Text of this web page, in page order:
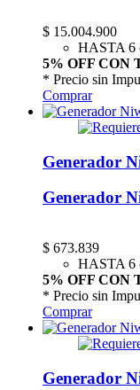
$ 15.004.900
HASTA 6
5% OFF CON
* Precio sin
Comprar
Generador
Generador
$ 673.839
HASTA 6
5% OFF CON
* Precio sin
Comprar
Generador